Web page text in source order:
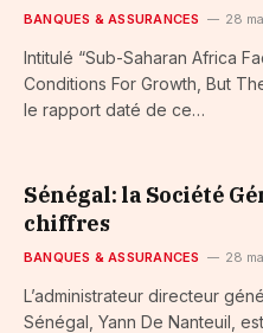
BANQUES & ASSURANCES 28
Intitulé “Sub-Saharan Africa
Conditions For Growth, But
le rapport daté de ce…
Sénégal: la Société
chiffres
BANQUES & ASSURANCES 28
L’administrateur directeur
Sénégal, Yann De Nanteuil,